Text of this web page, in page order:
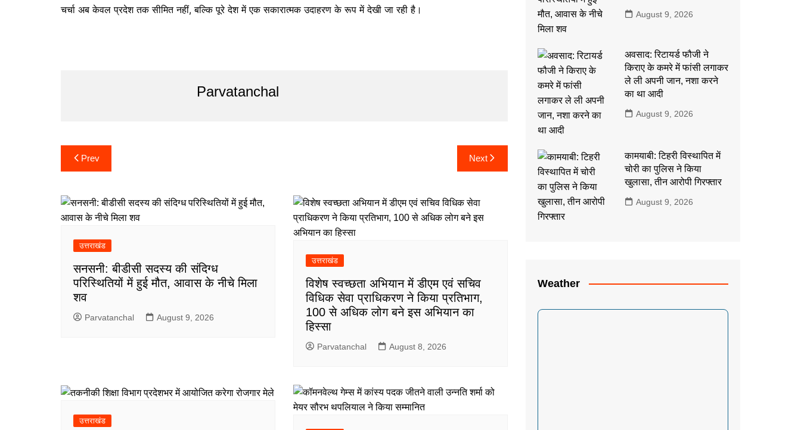
चर्चा अब केवल प्रदेश तक सीमित नहीं, बल्कि पूरे देश में एक सकारात्मक उदाहरण के रूप में देखी जा रही है।
Parvatanchal
Post
navigation
Prev Next
उत्तराखंड
सनसनी: बीडीसी सदस्य की संदिग्ध
परिस्थितियों में हुई मौत, आवास के नीचे मिला
शव
Parvatanchal August 9, 2026
उत्तराखंड
विशेष स्वच्छता अभियान में डीएम एवं सचिव
विधिक सेवा प्राधिकरण ने किया प्रतिभाग,
100 से अधिक लोग बने इस अभियान का
हिस्सा
Parvatanchal August 8, 2026
उत्तराखंड
August 9, 2026
अवसाद: रिटायर्ड फौजी ने
किराए के कमरे में फांसी लगाकर
ले ली अपनी जान, नशा करने
का था आदी
August 9, 2026
कामयाबी: टिहरी विस्थापित में
चोरी का पुलिस ने किया
खुलासा, तीन आरोपी गिरफ्तार
August 9, 2026
Weather